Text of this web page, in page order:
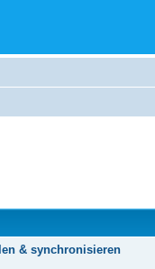
& synchronisieren